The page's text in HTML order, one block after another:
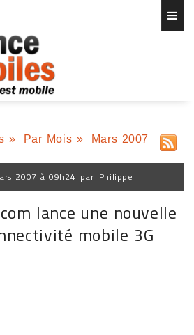
» Par Mois » Mars 2007
2007 à 09h24 par Philippe
lance une nouvelle
mobile 3G